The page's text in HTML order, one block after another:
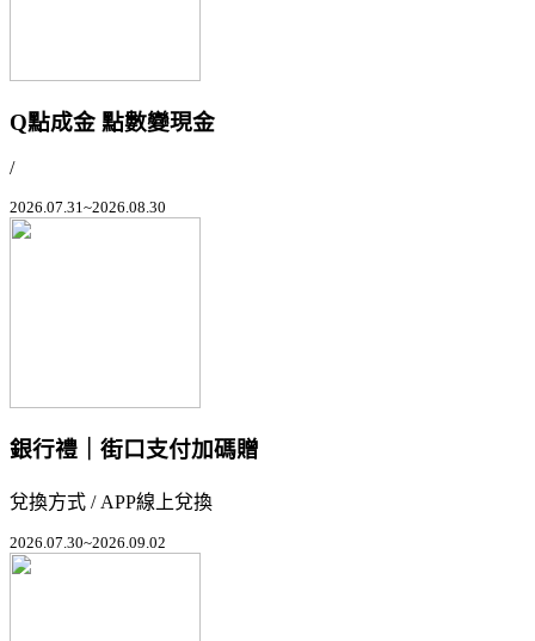
Q點成金 點數變現金
/
2026.07.31~2026.08.30
銀行禮｜街口支付加碼贈
兌換方式 / APP線上兌換
2026.07.30~2026.09.02